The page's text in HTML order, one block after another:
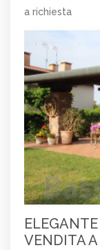
a richiesta
VENDITA